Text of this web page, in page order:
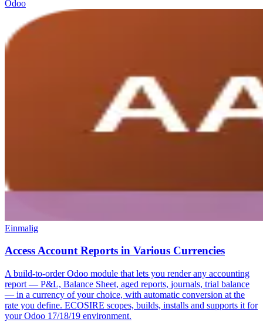
Odoo
Einmalig
Access Account Reports in Various Currencies
A build-to-order Odoo module that lets you render any accounting
report — P&L, Balance Sheet, aged reports, journals, trial balance
— in a currency of your choice, with automatic conversion at the
rate you define. ECOSIRE scopes, builds, installs and supports it for
your Odoo 17/18/19 environment.